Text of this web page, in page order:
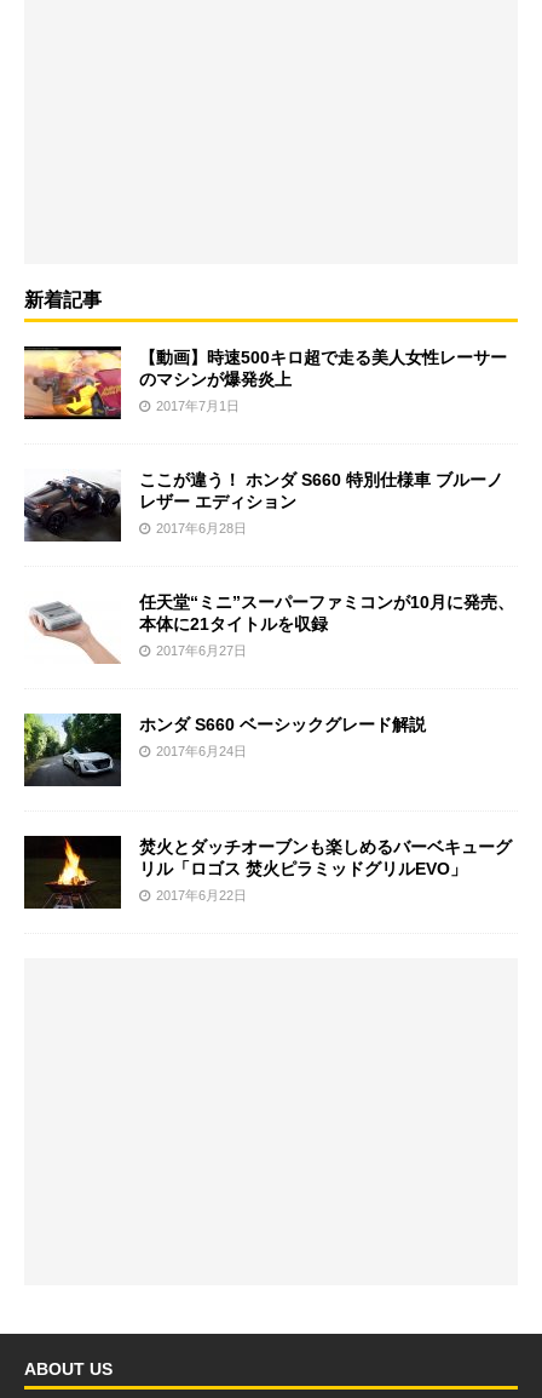
新着記事
【動画】時速500キロ超で走る美人女性レーサー
のマシンが爆発炎上
2017年7月1日
ここが違う！ ホンダ S660 特別仕様車 ブルーノ
レザー エディション
2017年6月28日
任天堂“ミニ”スーパーファミコンが10月に発売、
本体に21タイトルを収録
2017年6月27日
ホンダ S660 ベーシックグレード解説
2017年6月24日
焚火とダッチオーブンも楽しめるバーベキューグ
リル「ロゴス 焚火ピラミッドグリルEVO」
2017年6月22日
ABOUT US